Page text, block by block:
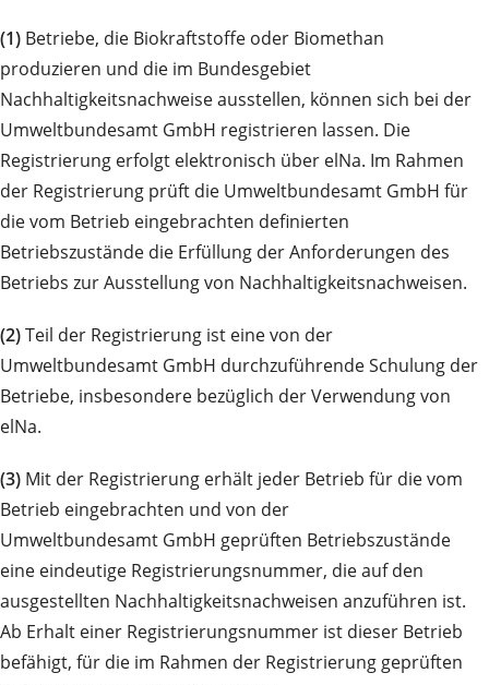
(1) Betriebe, die Biokraftstoffe oder Biomethan
produzieren und die im Bundesgebiet
Nachhaltigkeitsnachweise ausstellen, können sich bei der
Umweltbundesamt GmbH registrieren lassen. Die
Registrierung erfolgt elektronisch über elNa. Im Rahmen
der Registrierung prüft die Umweltbundesamt GmbH für
die vom Betrieb eingebrachten definierten
Betriebszustände die Erfüllung der Anforderungen des
Betriebs zur Ausstellung von Nachhaltigkeitsnachweisen.
(2)Teil der Registrierung ist eine von der
Umweltbundesamt GmbH durchzuführende Schulung der
Betriebe, insbesondere bezüglich der Verwendung von
elNa.
(3) Mit der Registrierung erhält jeder Betrieb für die vom
Betrieb eingebrachten und von der
Umweltbundesamt GmbH geprüften Betriebszustände
eine eindeutige Registrierungsnummer, die auf den
ausgestellten Nachhaltigkeitsnachweisen anzuführen ist.
Ab Erhalt einer Registrierungsnummer ist dieser Betrieb
befähigt, für die im Rahmen der Registrierung geprüften